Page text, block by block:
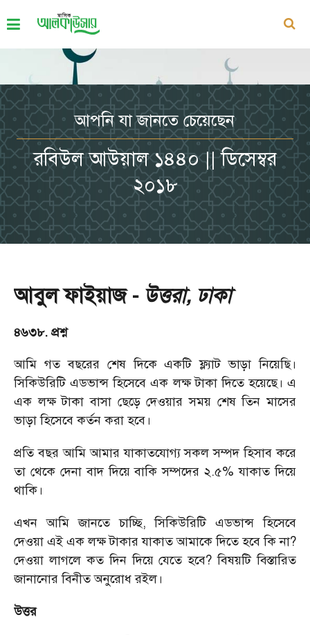
আপনি যা জানতে চেয়েছেন
রবিউল আউয়াল ১৪৪০ || ডিসেম্বর
২০১৮
আবুল ফাইয়াজ - উত্তরা, ঢাকা
৪৬৩৮. প্রশ্ন
আমি গত বছরের শেষ দিকে একটি ফ্ল্যাট ভাড়া নিয়েছি।
সিকিউরিটি এডভান্স হিসেবে এক লক্ষ টাকা দিতে হয়েছে। এ
এক লক্ষ টাকা বাসা ছেড়ে দেওয়ার সময় শেষ তিন মাসের
ভাড়া হিসেবে কর্তন করা হবে।
প্রতি বছর আমি আমার যাকাতযোগ্য সকল সম্পদ হিসাব করে
তা থেকে দেনা বাদ দিয়ে বাকি সম্পদের ২.৫% যাকাত দিয়ে
থাকি।
এখন আমি জানতে চাচ্ছি, সিকিউরিটি এডভান্স হিসেবে
দেওয়া এই এক লক্ষ টাকার যাকাত আমাকে দিতে হবে কি না?
দেওয়া লাগলে কত দিন দিয়ে যেতে হবে? বিষয়টি বিস্তারিত
জানানোর বিনীত অনুরোধ রইল।
উত্তর